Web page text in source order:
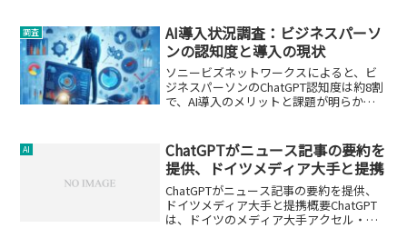
調査
AI導入状況調査：ビジネスパーソ
ンの認知度と導入の現状
ソニービズネットワークスによると、ビ
ジネスパーソンのChatGPT認知度は約8割
で、AI導入のメリットと課題が明らかに
AI
ChatGPTがニュース記事の要約を
提供、ドイツメディア大手と提携
ChatGPTがニュース記事の要約を提供、
ドイツメディア大手と提携概要ChatGPT
は、ドイツのメディア大手アクセル・シ